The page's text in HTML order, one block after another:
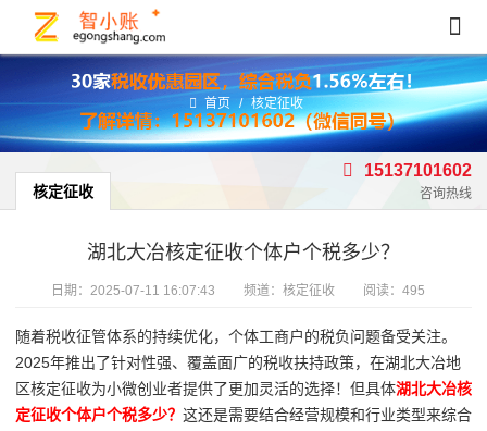
首页 / 核定征收
核定征收
15137101602
咨询热线
湖北大冶核定征收个体户个税多少？
日期： 2025-07-11 16:07:43 频道： 核定征收 阅读：495
随着税收征管体系的持续优化，个体工商户的税负问题备受关注。
2025年推出了针对性强、覆盖面广的税收扶持政策，在湖北大冶地
区核定征收为小微创业者提供了更加灵活的选择！但具体湖北大冶核
定征收个体户个税多少？ 这还是需要结合经营规模和行业类型来综合